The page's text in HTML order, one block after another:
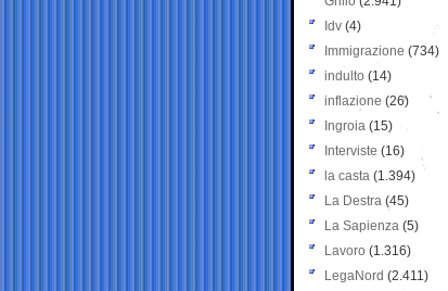
Idv (4)
Immigrazione (734)
indulto (14)
inflazione (26)
Ingroia (15)
Interviste (16)
la casta (1.394)
La Destra (45)
La Sapienza (5)
Lavoro (1.316)
LegaNord (2.411)